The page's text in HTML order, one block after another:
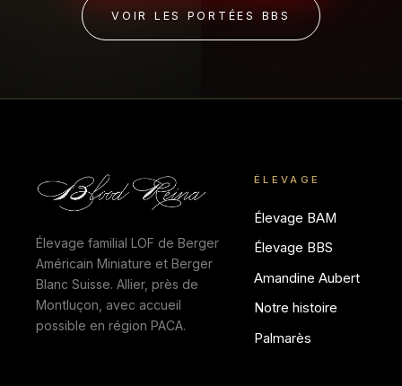
VOIR LES PORTÉES BBS
Élevage familial LOF de Berger
Américain Miniature et Berger
Blanc Suisse. Allier, près de
Montluçon, avec accueil
possible en région PACA.
ÉLEVAGE
Élevage BAM
Élevage BBS
Amandine Aubert
Notre histoire
Palmarès